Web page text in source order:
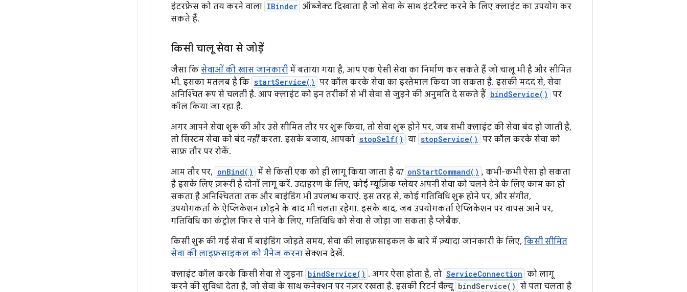
इंटरफ़ेस को तय करने वाला IBinder ऑब्जेक्ट दिखाता है जो सेवा के साथ इंटरैक्ट करने के लिए क्लाइंट का उपयोग कर
सकते हैं.
किसी चालू सेवा से जोड़ें
जैसा कि सेवाओं की खास जानकारी में बताया गया है, आप एक ऐसी सेवा का निर्माण कर सकते हैं जो चालू भी है और सीमित
भी. इसका मतलब है कि startService() पर कॉल करके सेवा का इस्तेमाल किया जा सकता है. इसकी मदद से, सेवा
अनिश्चित रूप से चलती है. आप क्लाइंट को इन तरीकों से भी सेवा से जुड़ने की अनुमति दे सकते हैं bindService() पर
कॉल किया जा रहा है.
अगर आपने सेवा शुरू की और उसे सीमित तौर पर शुरू किया, तो सेवा शुरू होने पर, जब सभी क्लाइंट की सेवा बंद हो जाती है,
तो सिस्टम सेवा को बंद नहींकरता. इसके बजाय, आपको stopSelf() या stopService() पर कॉल करके सेवा को
साफ़ तौर पर रोकें.
आम तौर पर, onBind() में से किसी एक को ही लागू किया जाता है या onStartCommand() , कभी-कभी ऐसा हो सकता
है इसके लिए ज़रूरी है दोनों लागू करें. उदाहरण के लिए, कोई म्यूज़िक प्लेयर अपनी सेवा को चलने देने के लिए काम का हो
सकता है अनिश्चितता तक और बाइंडिंग भी उपलब्ध कराएं. इस तरह से, कोई गतिविधि शुरू होने पर, और संगीत,
उपयोगकर्ता के ऐप्लिकेशन छोड़ने के बाद भी चलता रहेगा. इसके बाद, जब उपयोगकर्ता ऐप्लिकेशन पर वापस आने पर,
गतिविधि का कंट्रोल फिर से पाने के लिए, गतिविधि को सेवा से जोड़ा जा सकता है प्लेबैक.
किसी शुरू की गई सेवा में बाइंडिंग जोड़ते समय, सेवा की लाइफ़साइकल के बारे में ज़्यादा जानकारी के लिए, किसी सीमित
सेवा की लाइफ़साइकल को मैनेज करना सेक्शन देखें.
क्लाइंट कॉल करके किसी सेवा से जुड़ना bindService() . अगर ऐसा होता है, तो ServiceConnection को लागू
करने की सुविधा देता है, जो सेवा के साथ कनेक्शन पर नज़र रखता है. इसकी रिटर्न वैल्यू bindService() से पता चलता है